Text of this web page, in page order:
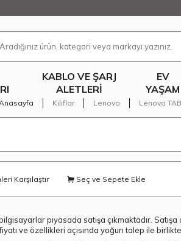
KABLO VE ŞARJ
ALETLERI
EV
YAŞAM
Kılıflar Lenovo Lenovo
Karşılaştır Seç ve Sepete Ekle
piyasada satışa çıkmaktadır.
ve özellikleri açısında yoğun talep ile